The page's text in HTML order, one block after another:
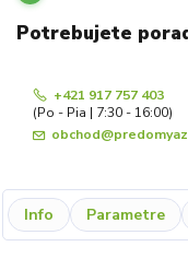
Potrebujete
+421 917 757 403
(Po - Pia | 7:30 - 16:00)
Info Parametre